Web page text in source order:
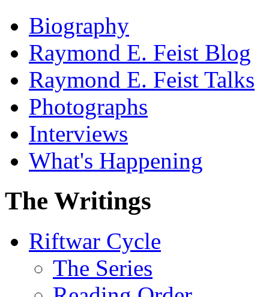
Biography
Raymond E. Feist Blog
Raymond E. Feist Talks
Photographs
Interviews
What's Happening
The Writings
Riftwar Cycle
The Series